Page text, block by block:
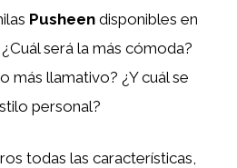
Pusheen disponibles en
será la más cómoda?
más llamativo? ¿Y cuál se
personal?
todas las características,